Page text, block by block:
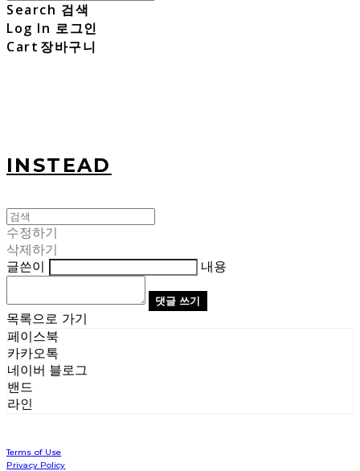
Search 검색
Log In 로그인
Cart 장바구니
INSTEAD
수정하기
삭제하기
글쓴이
내용
댓글 쓰기
목록으로 가기
페이스북
카카오톡
네이버 블로그
밴드
라인
Terms of Use
Privacy Policy